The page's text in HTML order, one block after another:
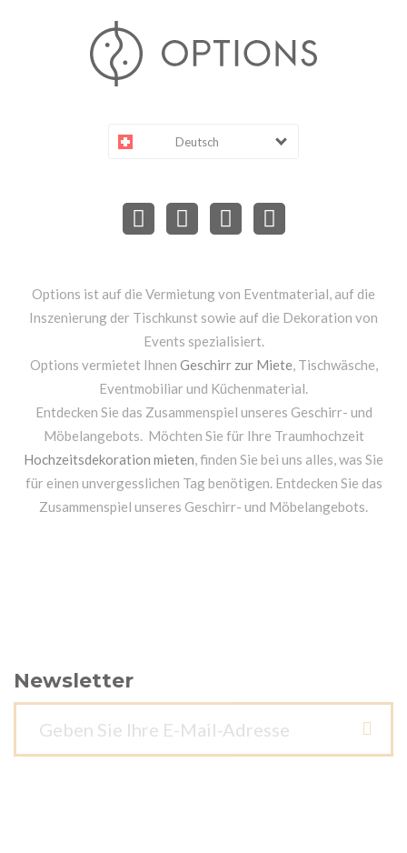
Deutsch
Options ist auf die Vermietung von Eventmaterial, auf die
Inszenierung der Tischkunst sowie auf die Dekoration von
Events spezialisiert.
Options vermietet Ihnen Geschirr zur Miete, Tischwäsche,
Eventmobiliar und Küchenmaterial.
Entdecken Sie das Zusammenspiel unseres Geschirr- und
Möbelangebots. Möchten Sie für Ihre Traumhochzeit
Hochzeitsdekoration mieten, finden Sie bei uns alles, was Sie
für einen unvergesslichen Tag benötigen. Entdecken Sie das
Zusammenspiel unseres Geschirr- und Möbelangebots.
Newsletter